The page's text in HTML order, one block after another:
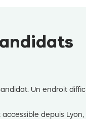
Un endroit
depuis Lyon,